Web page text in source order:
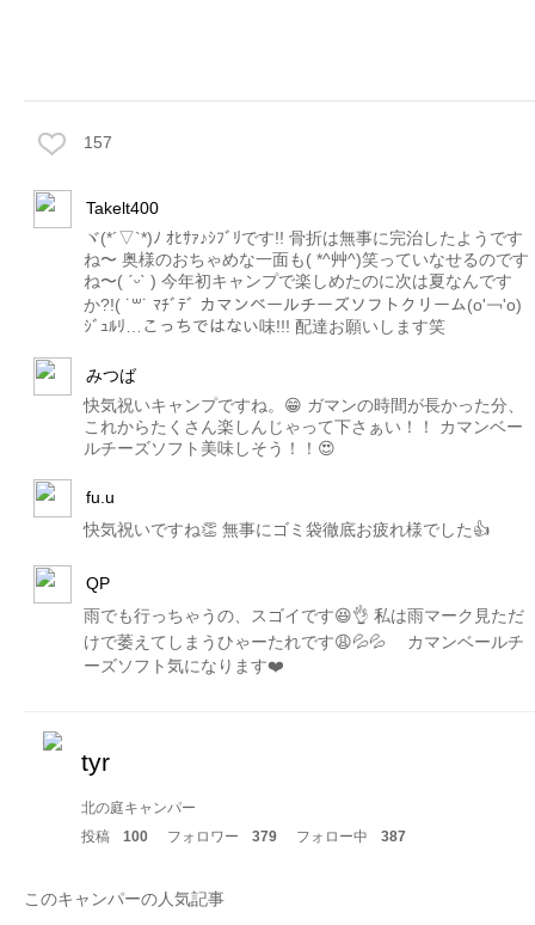
157
Takelt400
ヾ(*´▽`*)ﾉ ｵﾋｻｧ♪ｼﾌﾞﾘです!! 骨折は無事に完治したようです
ね〜 奥様のおちゃめな一面も( *^艸^)笑っていなせるのです
ね〜( ˊᵕˋ ) 今年初キャンプで楽しめたのに次は夏なんです
か?!( ˙꒳˙ ﾏﾁﾞﾃﾞ カマンベールチーズソフトクリーム(о'￢'о)
ｼﾞｭﾙﾘ…こっちではない味!!! 配達お願いします笑
みつば
快気祝いキャンプですね。😁 ガマンの時間が長かった分、
これからたくさん楽しんじゃって下さぁい！！ カマンベー
ルチーズソフト美味しそう！！😍
fu.u
快気祝いですね👏 無事にゴミ袋徹底お疲れ様でした👍
QP
雨でも行っちゃうの、スゴイです😆👌 私は雨マーク見ただ
けで萎えてしまうひゃーたれです😩💦💦 カマンベールチ
ーズソフト気になります❤️
tyr
北の庭キャンパー
投稿
100 フォロワー 379 フォロー中 387
このキャンパーの人気記事